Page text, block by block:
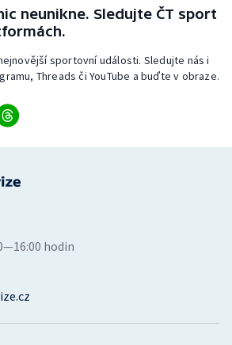
neunikne. Sledujte ČT sport
sportovní události. Sledujte nás i
Threads či YouTube a buďte v obraze.
hodin